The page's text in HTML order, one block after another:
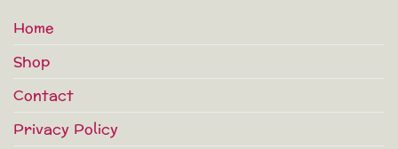
Home
Shop
Contact
Privacy Policy